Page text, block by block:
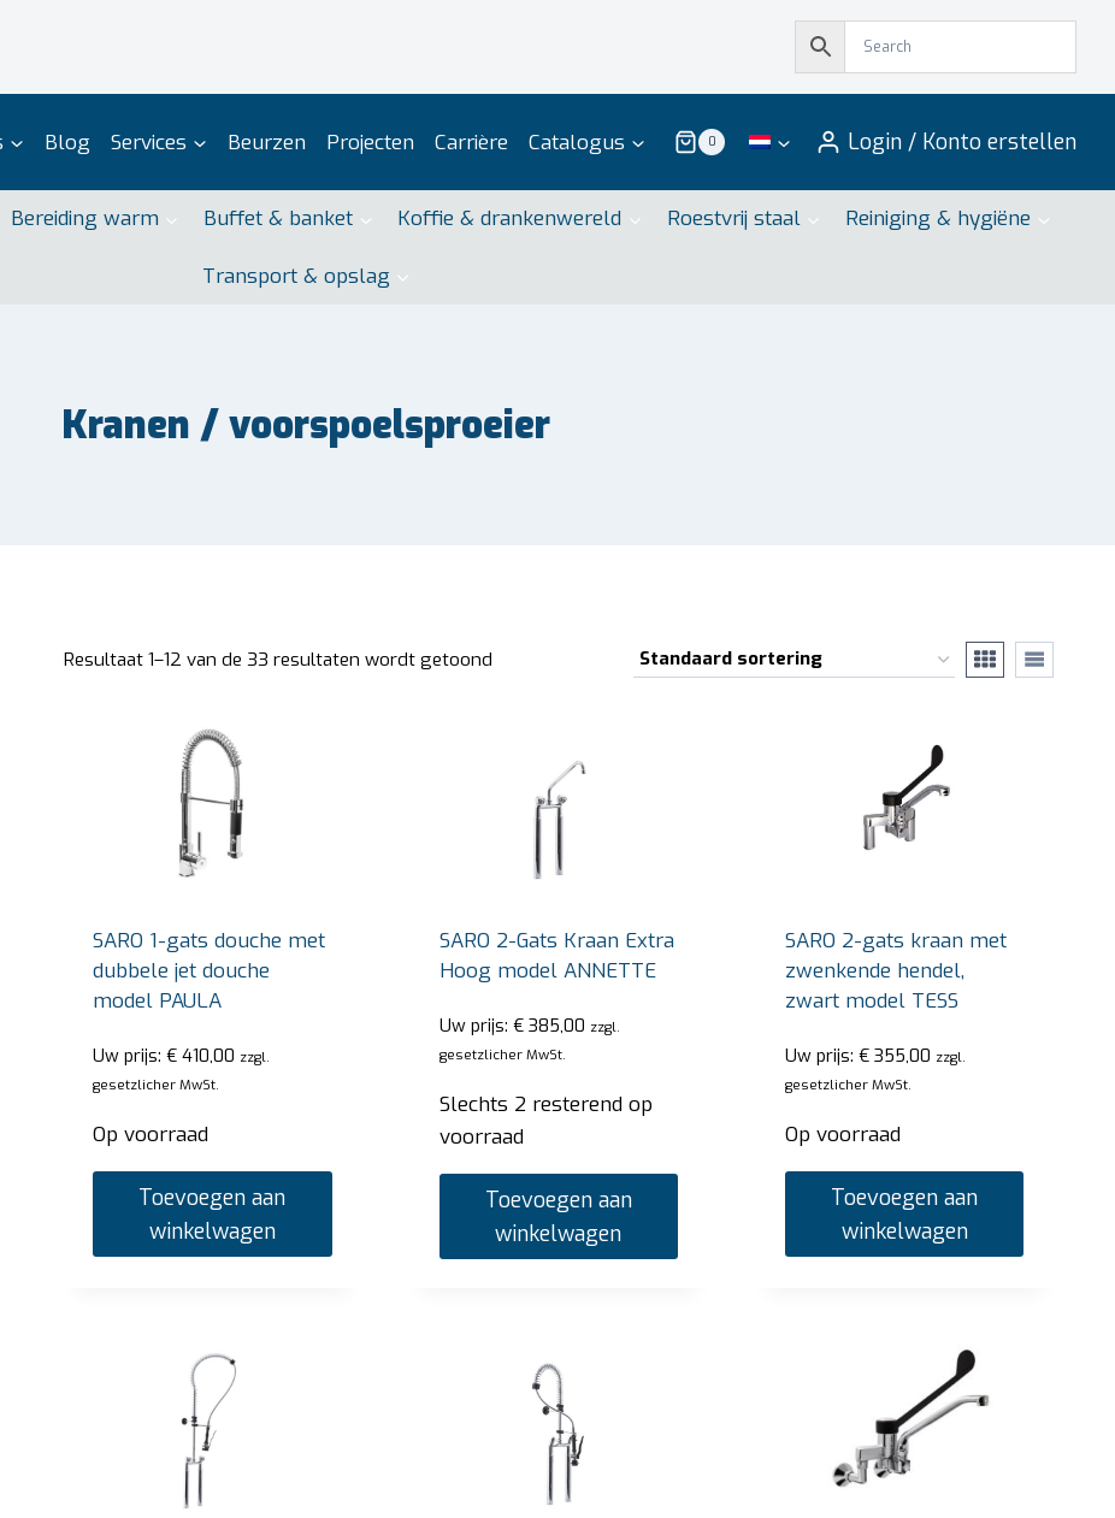
Blog Services Beurzen Projecten Carrière Catalogus 0 Login / Konto erstellen
Bereiding warm Buffet & banket Koffie & drankenwereld Roestvrij staal Reiniging & hygiëne
Transport & opslag
Kranen / voorspoelsproeier
Resultaat 1–12 van de 33 resultaten wordt getoond
SARO 1-gats douche met
dubbele jet douche
model PAULA
Uw prijs:€ 410,00 zzgl.
gesetzlicher MwSt.
Op voorraad
Toevoegen aan
winkelwagen
SARO 2-Gats Kraan Extra
Hoog model ANNETTE
Uw prijs: €385,00 zzgl.
gesetzlicher MwSt.
Slechts 2 resterend op
voorraad
Toevoegen aan
winkelwagen
SARO 2-gats kraan met
zwenkende hendel,
zwart model TESS
Uw prijs:€ 355,00 zzgl.
gesetzlicher MwSt.
Op voorraad
Toevoegen aan
winkelwagen
SARO Bain Marie Trolley modell BT-3 SARO Thermobox model Emmerich